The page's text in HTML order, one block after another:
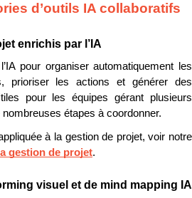
d’outils IA collaboratifs
enrichis par l’IA
pour organiser automatiquement les
prioriser les actions et générer des
pour les équipes gérant plusieurs
étapes à coordonner.
à la gestion de projet, voir notre
gestion de projet.
visuel et de mind mapping IA